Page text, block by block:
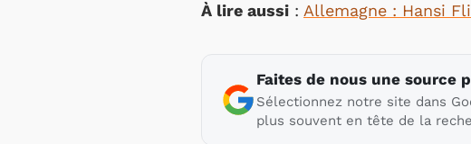
À lire aussi : Allemagne : Hansi
Faites de nous une source
Sélectionnez notre site dans
plus souvent en tête de la